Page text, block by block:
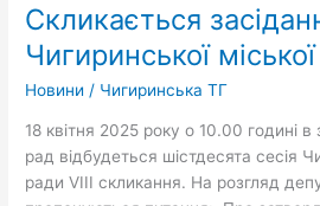
Скликається
Чигиринської
Новини / Чигиринська ТГ
18 квітня 2025 року о 10.00 годині в
рад відбудеться шістдесята сесія
ради VIІІ скликання. На розгляд
LX
сесії
Чигиринської
міської
ради